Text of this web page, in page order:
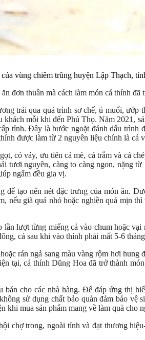
vùng chiêm trũng huyện Lập Thạch,
đơn thuần mà cách làm món cá thính đã
trải qua quá trình sơ chế, ủ muối,
khách mỗi khi đến Phú Thọ. Năm 2021,
tỉnh. Đây là bước ngoặt đánh dấu
được làm từ 2 nguyên liệu chính là cá
có vảy, ưu tiên cá mè, cá trắm và cá
tươi nguyên, càng to càng ngon, nặng
ngấm đều gia vị.
tạo nên nét đặc trưng của món ăn.
nếu giã quá nhỏ hoặc nghiền quá mịn
lượt từng miếng cá vào chum hoặc
cá sau khi vào thính phải mất 5-6
rán ngả sang màu vàng rộm hơi
tại, cá thính Dũng Hoa đã trở thành
bán cho các nhà hàng. Để đáp ứng thị
sử dụng chất bảo quản đảm bảo
khi mua sản phẩm mang về làm quà
chợ trong, ngoài tỉnh và đạt thương